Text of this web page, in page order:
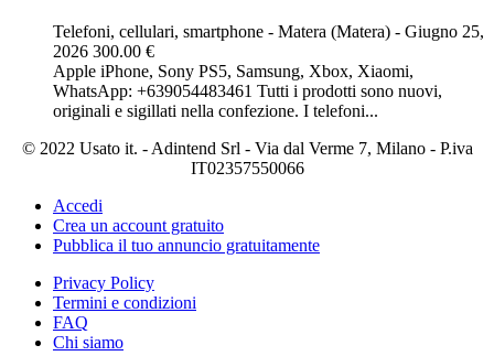
Telefoni, cellulari, smartphone - Matera (Matera) - Giugno 25,
2026 300.00 €
Apple iPhone, Sony PS5, Samsung, Xbox, Xiaomi,
WhatsApp: +639054483461 Tutti i prodotti sono nuovi,
originali e sigillati nella confezione. I telefoni...
© 2022 Usato it. - Adintend Srl - Via dal Verme 7, Milano - P.iva
IT02357550066
Accedi
Crea un account gratuito
Pubblica il tuo annuncio gratuitamente
Privacy Policy
Termini e condizioni
FAQ
Chi siamo